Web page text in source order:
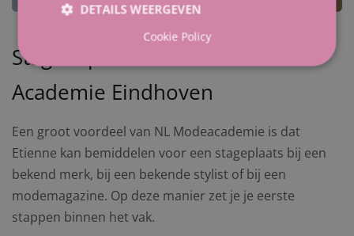
Stage lopen via NL Mode
Academie Eindhoven
Een groot voordeel van NL Modeacademie is dat
Etienne kan bemiddelen voor een stageplaats bij een
bekend merk, bij een bekende stylist of bij een
modemagazine. Op deze manier zet je je eerste
stappen binnen het vak.
DETAILS WEERGEVEN
Cookie Policy